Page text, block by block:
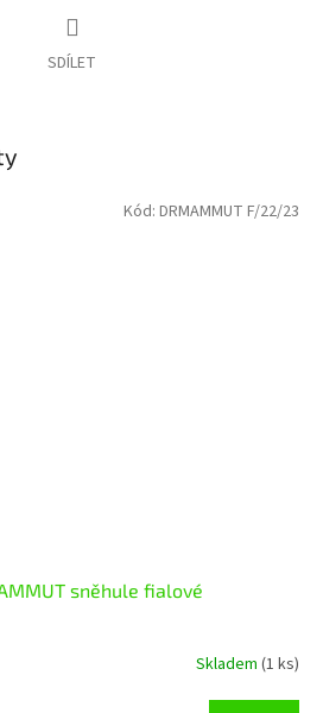
SDÍLET
sněhule fialové
Skladem (1 ks)
Kód: DRMAMMUT F/22/23